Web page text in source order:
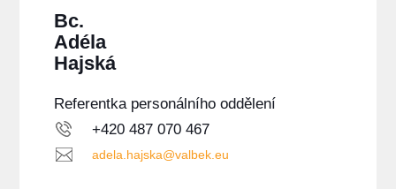
Bc.
Adéla
Hajská
Referentka personálního oddělení
+420 487 070 467
adela.hajska@valbek.eu